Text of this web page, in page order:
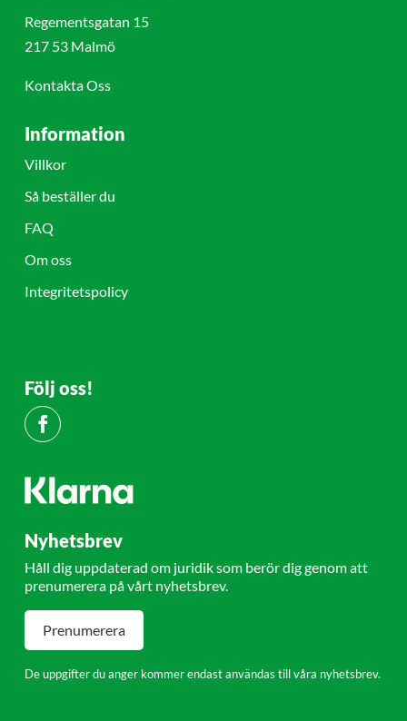
Regementsgatan 15
217 53 Malmö
Kontakta Oss
Information
Villkor
Så beställer du
FAQ
Om oss
Integritetspolicy
Följ oss!
Nyhetsbrev
Håll dig uppdaterad om juridik som berör dig genom att
prenumerera på vårt nyhetsbrev.
Prenumerera
De uppgifter du anger kommer endast användas till våra nyhetsbrev.